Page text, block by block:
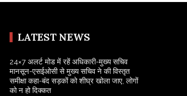
LATEST NEWS
24×7 अलर्ट मोड में रहें अधिकारी-मुख्य सचिव
मानसून-एसईओसी से मुख्य सचिव ने की विस्तृत
समीक्षा कहा-बंद सड़कों को शीघ्र खोला जाए, लोगों
को न हो दिक्कत